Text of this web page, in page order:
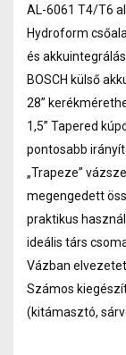
AL-6061 T4/T6
Hydroform
és
BOSCH külső
28”
1,5” Tapered
pontosabb
„Trapeze”
megengedett
praktikus
ideális társ
Vázban
Számos
(kitámasztó,